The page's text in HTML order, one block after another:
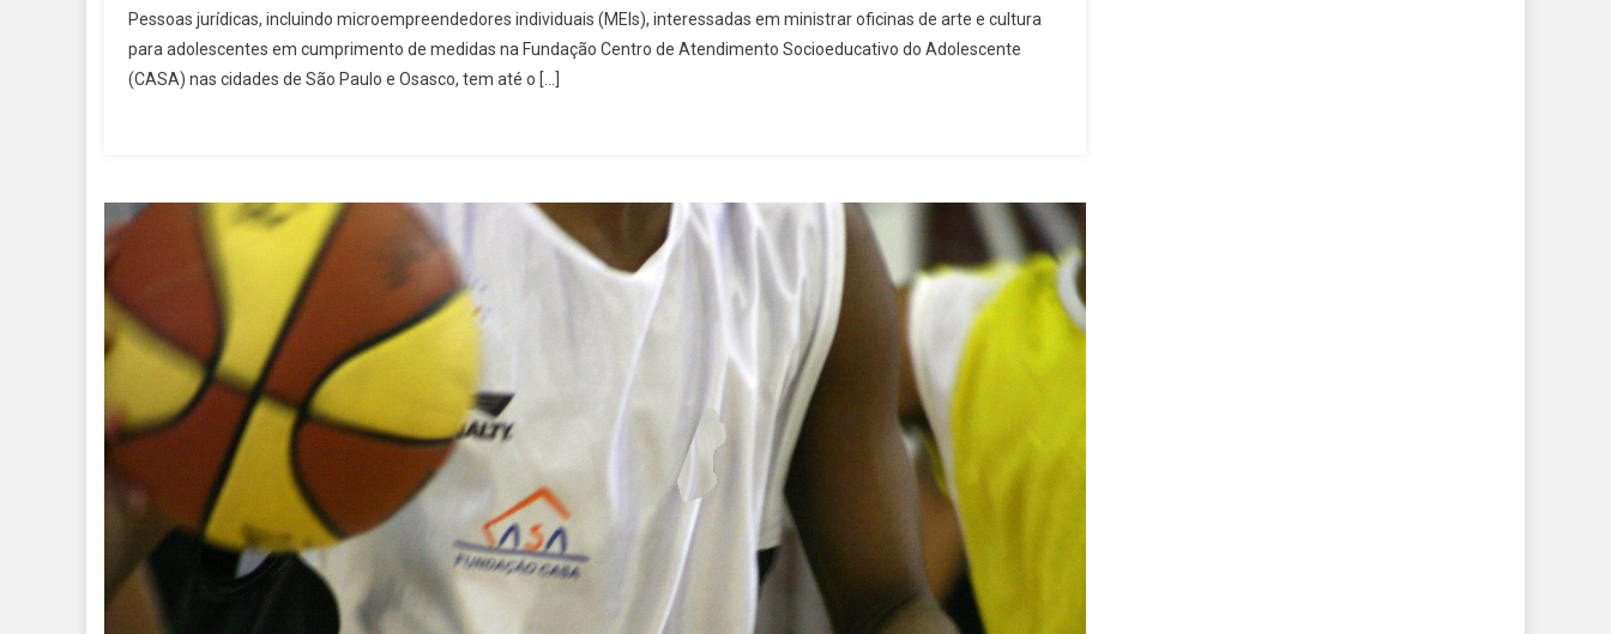
Pessoas jurídicas, incluindo microempreendedores individuais (MEIs), interessadas em ministrar oficinas de arte e cultura
para adolescentes em cumprimento de medidas na Fundação Centro de Atendimento Socioeducativo do Adolescente
(CASA) nas cidades de São Paulo e Osasco, tem até o […]